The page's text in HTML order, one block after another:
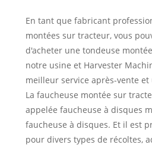
En tant que fabricant
montées sur tracteur, vous
d'acheter une tondeuse
notre usine et Harvester
meilleur service après-vente
La faucheuse montée sur
appelée faucheuse à disques
faucheuse à disques. Et il est
pour divers types de récoltes,